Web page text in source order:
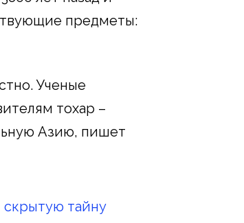
предметы:
Ученые
тохар –
Азию, пишет
скрытую тайну